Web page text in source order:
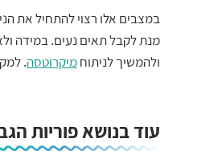
מנת לקבל תאים נעים. במידה
ולהמשיך לניתוחמיקרוטסה.
עוד בנושא פוריות